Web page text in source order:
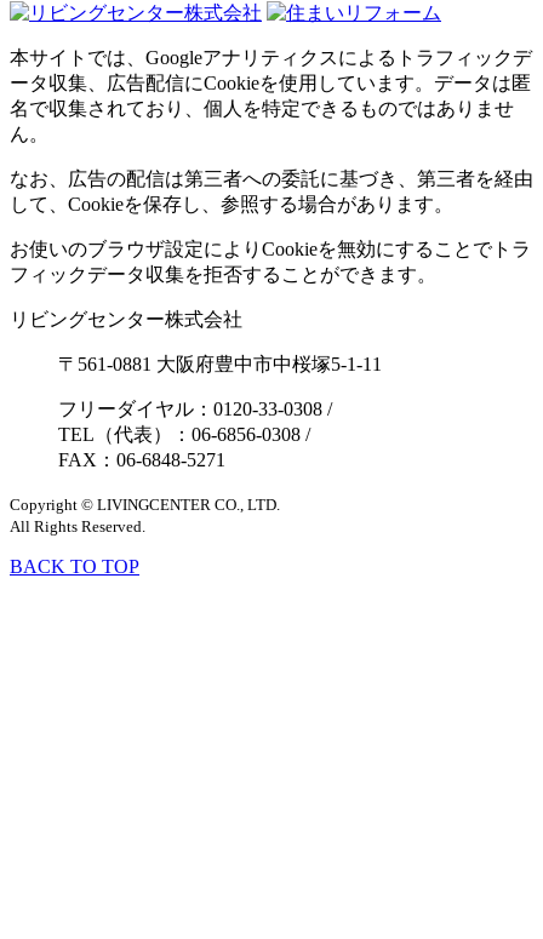
本サイトでは、Googleアナリティクスによるトラフィックデ
ータ収集、広告配信にCookieを使用しています。データは匿
名で収集されており、個人を特定できるものではありませ
ん。
なお、広告の配信は第三者への委託に基づき、第三者を経由
して、Cookieを保存し、参照する場合があります。
お使いのブラウザ設定によりCookieを無効にすることでトラ
フィックデータ収集を拒否することができます。
リビングセンター株式会社
〒561-0881 大阪府豊中市中桜塚5-1-11
フリーダイヤル：0120-33-0308 /
TEL（代表）：06-6856-0308 /
FAX：06-6848-5271
Copyright © LIVINGCENTER CO., LTD.
All Rights Reserved.
BACK TO TOP